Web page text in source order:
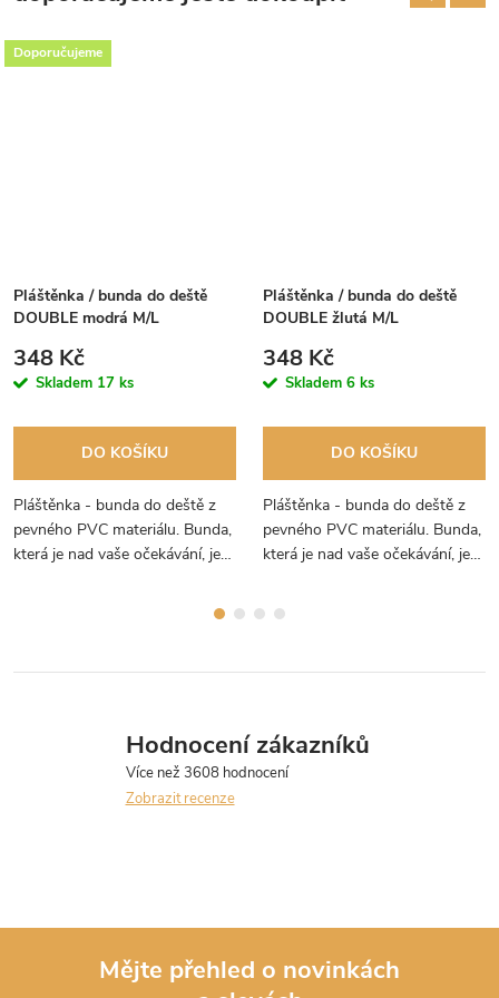
Doporučujeme
Pláštěnka / bunda do deště
DOUBLE modrá M/L
348 Kč
Skladem 17 ks
DO KOŠÍKU
Pláštěnka - bunda do deště z
pevného PVC materiálu. Bunda,
která je nad vaše očekávání, je
Pláštěnka / bunda do deště
DOUBLE žlutá M/L
348 Kč
Skladem 6 ks
DO KOŠÍKU
Pláštěnka - bunda do deště z
pevného PVC materiálu. Bunda,
která je nad vaše očekávání, je
Hodnocení zákazníků
Zobrazit recenze
Mějte přehled o novinkách